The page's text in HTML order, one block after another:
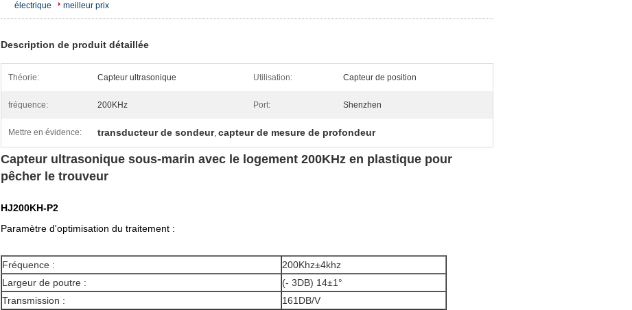
électrique
meilleur prix
Description de produit détaillée
Théorie: Capteur ultrasonique Utilisation: Capteur de position
fréquence: 200KHz Port: Shenzhen
Mettre en évidence: transducteur de sondeur, capteur de mesure de profondeur
Capteur ultrasonique sous-marin avec le logement 200KHz en plastique pour
pêcher le trouveur
HJ200KH-P2
Paramètre d'optimisation du traitement :
Fréquence :
200Khz±4khz
Largeur de poutre :
(- 3DB) 14±1°
Transmission :
161DB/V